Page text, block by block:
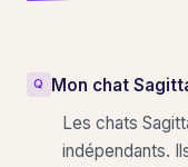
Mon chat
Les chats
indépendants.